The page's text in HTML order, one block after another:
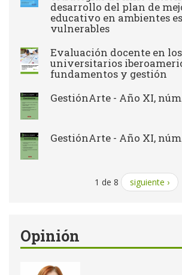
desarrollo del plan de
educativo en ambientes
vulnerables
Evaluación docente en
universitarios
fundamentos y gestión
GestiónArte - Año XI,
GestiónArte - Año XI,
1 de 8 siguiente ›
Opinión